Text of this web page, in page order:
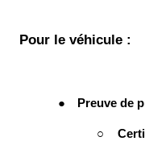
Pour le véhicule :
● Preuve de
○